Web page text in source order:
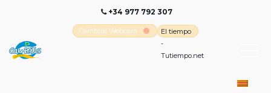
+34 977 792 307
Cambrils Webcam
El tiempo
-
Tutiempo.net